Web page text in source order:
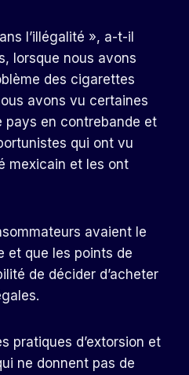
l’illégalité », a-t-il
lorsque nous avons
des cigarettes
avons vu certaines
pays en contrebande et
qui ont vu
mexicain et les ont
avaient le
et que les points de
de décider d’acheter
pratiques d’extorsion et
ne donnent pas de